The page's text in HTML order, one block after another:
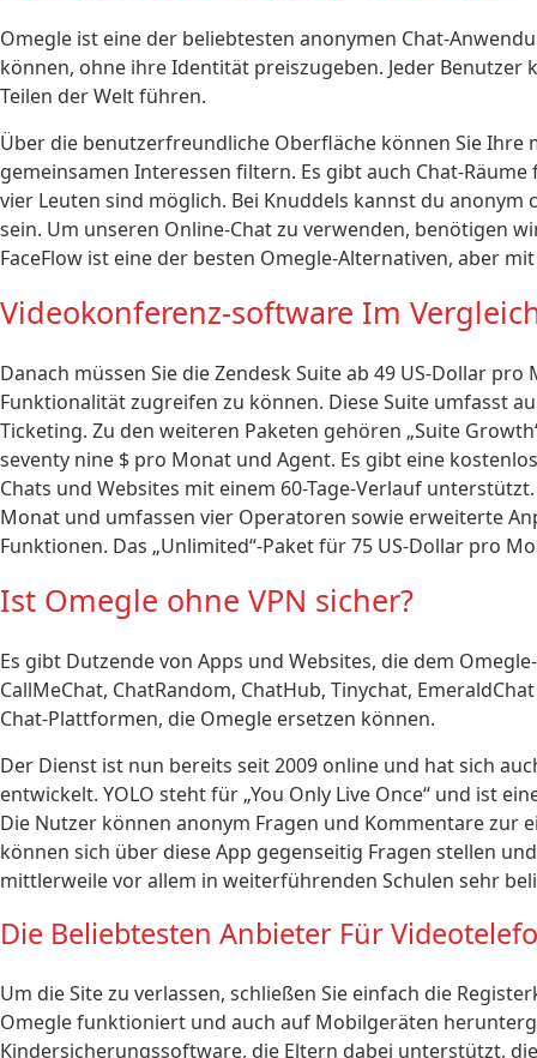
Omegle ist eine der beliebtesten anonymen Chat-
können, ohne ihre Identität preiszugeben. Jeder Benutzer
Teilen der Welt führen.
Über die benutzerfreundliche Oberfläche können Sie
gemeinsamen Interessen filtern. Es gibt auch Chat-
vier Leuten sind möglich. Bei Knuddels kannst du
sein. Um unseren Online-Chat zu verwenden, benötigen
FaceFlow ist eine der besten Omegle-Alternativen, aber
Videokonferenz-software Im
Danach müssen Sie die Zendesk Suite ab 49 US-Dollar
Funktionalität zugreifen zu können. Diese Suite umfasst
Ticketing. Zu den weiteren Paketen gehören „Suite
seventy nine $ pro Monat und Agent. Es gibt eine
Chats und Websites mit einem 60-Tage-Verlauf
Monat und umfassen vier Operatoren sowie erweiterte
Funktionen. Das „Unlimited“-Paket für 75 US-Dollar pro
Ist Omegle ohne VPN sicher?
Es gibt Dutzende von Apps und Websites, die dem
CallMeChat, ChatRandom, ChatHub, Tinychat,
Chat-Plattformen, die Omegle ersetzen können.
Der Dienst ist nun bereits seit 2009 online und hat sich
entwickelt. YOLO steht für „You Only Live Once“ und ist
Die Nutzer können anonym Fragen und Kommentare zur
können sich über diese App gegenseitig Fragen stellen
mittlerweile vor allem in weiterführenden Schulen sehr
Die Beliebtesten Anbieter Für
Um die Site zu verlassen, schließen Sie einfach die
Omegle funktioniert und auch auf Mobilgeräten
Kindersicherungssoftware, die Eltern dabei unterstützt,